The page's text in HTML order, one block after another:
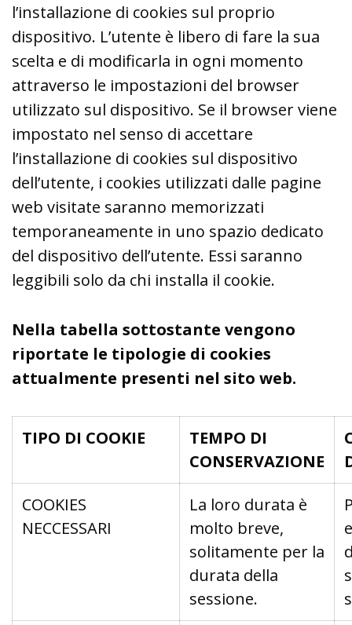
l’installazione di cookies sul proprio
dispositivo. L’utente è libero di fare la sua
scelta e di modificarla in ogni momento
attraverso le impostazioni del browser
utilizzato sul dispositivo. Se il browser viene
impostato nel senso di accettare
l’installazione di cookies sul dispositivo
dell’utente, i cookies utilizzati dalle pagine
web visitate saranno memorizzati
temporaneamente in uno spazio dedicato
del dispositivo dell’utente. Essi saranno
leggibili solo da chi installa il cookie.
Nella tabella sottostante vengono
riportate le tipologie di cookies
attualmente presenti nel sito web.
TIPO DI COOKIE
TEMPO DI
CONSERVAZIONE
COOKIES
NECCESSARI
La loro durata è
molto breve,
solitamente per la
durata della
sessione.